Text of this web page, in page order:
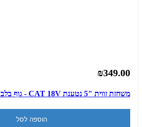
₪349.00
משחזת זווית "5 נטענת CAT 18V - גוף בלבד
הוספה לסל